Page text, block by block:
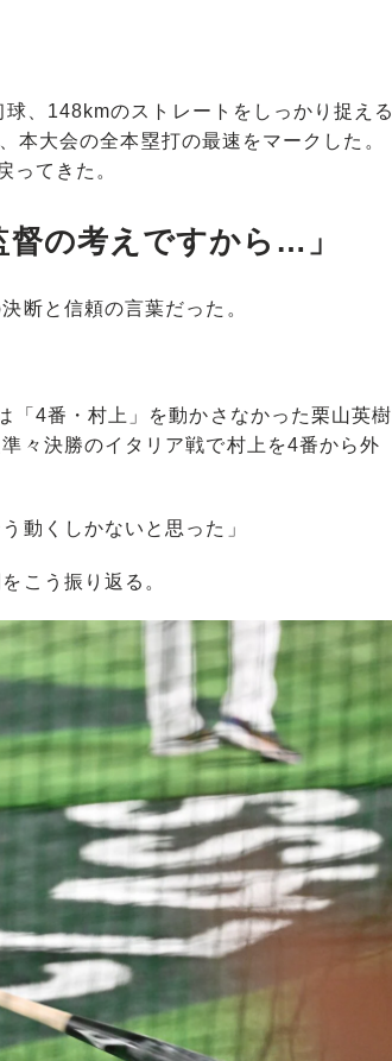
、148kmのストレートをしっかり捉える
大会の全本塁打の最速をマークした。
ってきた。
の考えですから…」
断と信頼の言葉だった。
4番・村上」を動かさなかった栗山英樹
々決勝のイタリア戦で村上を4番から外
動くしかないと思った」
こう振り返る。